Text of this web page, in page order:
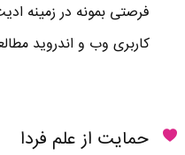
فرصتی بمونه در زمینه
کاربری وب و اندروید
حمایت از علم فردا